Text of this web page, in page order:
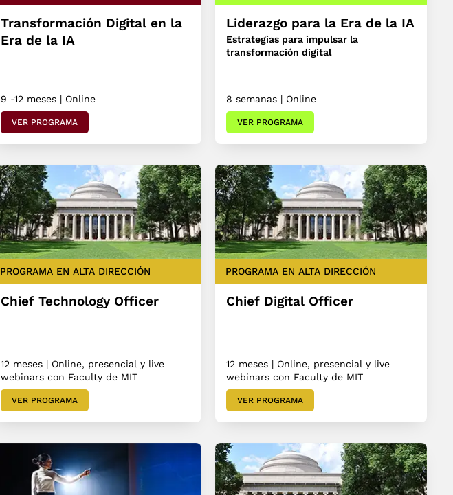
Transformación Digital en la
Era de la IA
9 -12 meses | Online
VER PROGRAMA
Liderazgo para la Era de la IA
Estrategias para impulsar la
transformación digital
8 semanas | Online
VER PROGRAMA
PROGRAMA EN ALTA DIRECCIÓN
Chief Technology Officer
12 meses | Online, presencial y live
webinars con Faculty de MIT
VER PROGRAMA
PROGRAMA EN ALTA DIRECCIÓN
Chief Digital Officer
12 meses | Online, presencial y live
webinars con Faculty de MIT
VER PROGRAMA